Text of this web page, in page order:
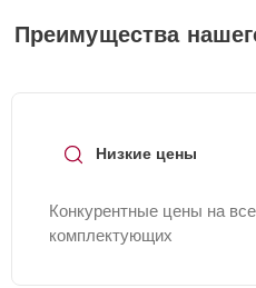
Преимущества
Низкие цены
Конкурентные цены на
комплектующих